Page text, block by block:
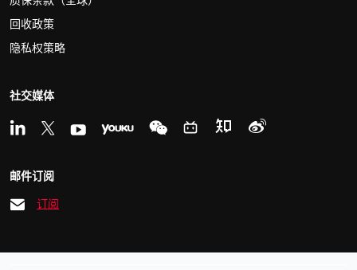
回收政策
隐私权策略
社交媒体
邮件订阅
订阅